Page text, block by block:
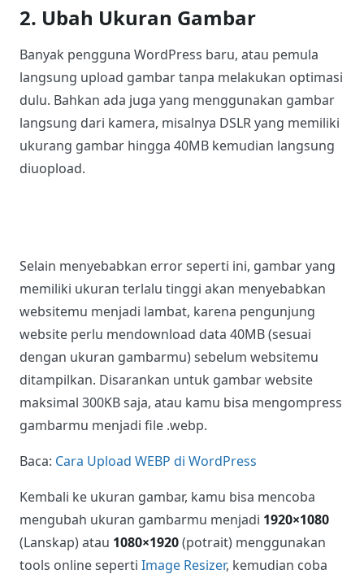
karakter spesial dalam nama gambar yang kamu
upload, misalnya nama gambarmu gambar—1.jpg
Jika seperti itu, kamu bisa mencoba mengubahnya
menjadigambar-1.jpg .
2. Ubah Ukuran Gambar
Banyak pengguna WordPress baru, atau pemula
ukurang gambar hingga 40MB kemudian langsung
diuopload.
Selain menyebabkan error seperti ini, gambar yang
memiliki ukuran terlalu tinggi akan menyebabkan
websitemu menjadi lambat, karena pengunjung
website perlu mendownload data 40MB (sesuai
ditampilkan. Disarankan untuk gambar website
maksimal 300KB saja, atau kamu bisa mengompress
gambarmu menjadi file .webp.